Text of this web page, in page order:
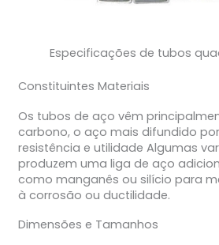
Especificações de tubos
Constituintes Materiais
Os tubos de aço vêm
carbono, o aço mais difundido
resistência e utilidade Algumas
produzem uma liga de aço
como manganês ou silício para
à corrosão ou ductilidade.
Dimensões e Tamanhos